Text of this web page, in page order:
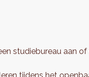
studiebureau aan